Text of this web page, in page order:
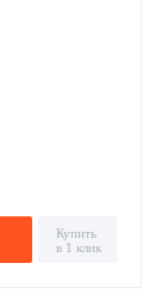
Купить
в 1 клик